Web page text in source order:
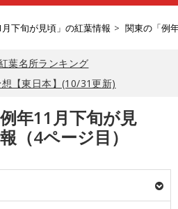
下旬が見頃」の紅葉情報 関東の「例
葉名所ランキング
【東日本】(10/31更新)
年11月下旬が見
（4ページ目）